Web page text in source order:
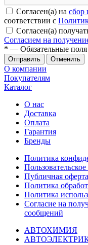
Согласен(а) на сбор
соответствии с
Согласен(а)
Согласием на
* — Обязательные поля
Отменить
О компании
Покупателям
Каталог
О нас
Доставка
Оплата
Гарантия
Бренды
Политика
Публичная оферта
Политика
Политика
Согласие на
сообщений
АВТОХИМИЯ